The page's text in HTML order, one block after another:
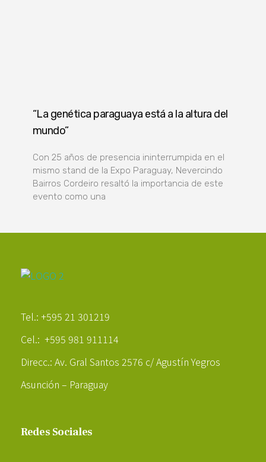
“La genética paraguaya está a la altura del
mundo”
Con 25 años de presencia ininterrumpida en el
mismo stand de la Expo Paraguay, Nevercindo
Bairros Cordeiro resaltó la importancia de este
evento como una
Tel.: +595 21 301219
Cel.: +595 981 911114
Direcc.: Av. Gral Santos 2576 c/ Agustín Yegros
Asunción – Paraguay
Redes Sociales